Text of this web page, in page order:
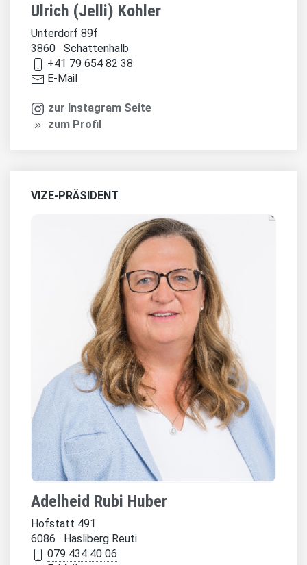
Ulrich (Jelli) Kohler
Unterdorf 89f
3860 Schattenhalb
+41 79 654 82 38
E-Mail
zur Instagram Seite
zum Profil
VIZE-PRÄSIDENT
Adelheid Rubi Huber
Hofstatt 491
6086 Hasliberg Reuti
079 434 40 06